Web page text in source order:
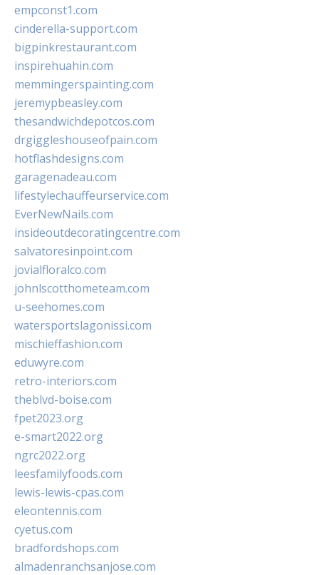
empconst1.com
cinderella-support.com
bigpinkrestaurant.com
inspirehuahin.com
memmingerspainting.com
jeremypbeasley.com
thesandwichdepotcos.com
drgiggleshouseofpain.com
hotflashdesigns.com
garagenadeau.com
lifestylechauffeurservice.com
EverNewNails.com
insideoutdecoratingcentre.com
salvatoresinpoint.com
jovialfloralco.com
johnlscotthometeam.com
u-seehomes.com
watersportslagonissi.com
mischieffashion.com
eduwyre.com
retro-interiors.com
theblvd-boise.com
fpet2023.org
e-smart2022.org
ngrc2022.org
leesfamilyfoods.com
lewis-lewis-cpas.com
eleontennis.com
cyetus.com
bradfordshops.com
almadenranchsanjose.com